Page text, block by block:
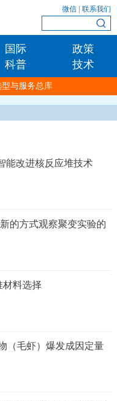
微信 联系我们
国际
政策
科普 技术
与服务总库
能改进核反应堆技术
的方式观察聚变实验的
材料选择
（毛虾）爆发成因定量